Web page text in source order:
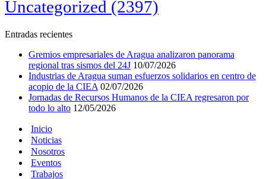
Uncategorized (2397)
Entradas recientes
Gremios empresariales de Aragua analizaron panorama
regional tras sismos del 24J 10/07/2026
Industrias de Aragua suman esfuerzos solidarios en centro de
acopio de la CIEA 02/07/2026
Jornadas de Recursos Humanos de la CIEA regresaron por
todo lo alto 12/05/2026
Inicio
Noticias
Nosotros
Eventos
Trabajos